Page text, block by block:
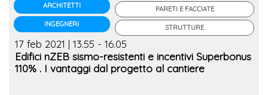
ARCHITETTI
INGEGNERI
PARETI E FACCIATE
STRUTTURE
17 feb 2021 | 13.55 - 16.05
Edifici nZEB sismo-resistenti e incentivi Superbonus
110% . I vantaggi dal progetto al cantiere